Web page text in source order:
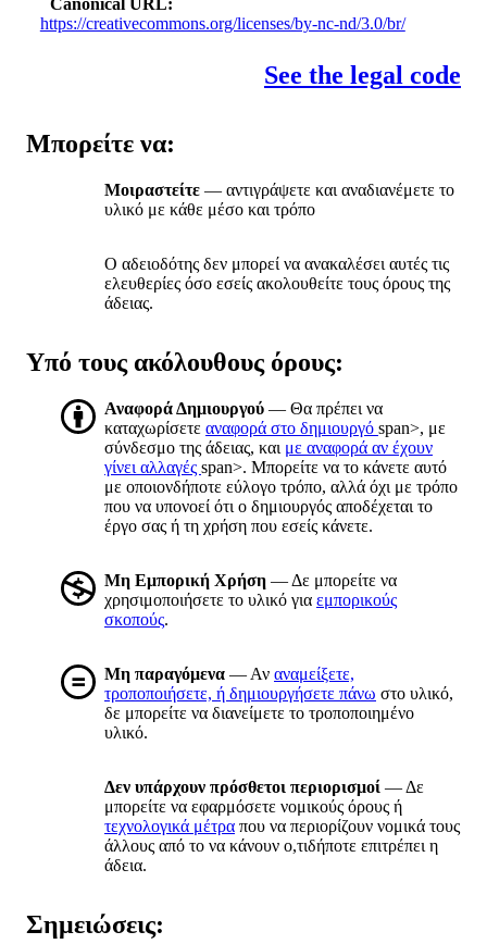
https://creativecommons.org/licenses/by-nc-nd/3.0/br/
See the legal code
Μπορείτε να:
Μοιραστείτε — αντιγράψετε και αναδιανέμετε το
υλικό με κάθε μέσο και τρόπο
Ο αδειοδότης δεν μπορεί να ανακαλέσει αυτές τις
ελευθερίες όσο εσείς ακολουθείτε τους όρους της
άδειας.
Υπό τους ακόλουθους όρους:
Αναφορά Δημιουργού — Θα πρέπει να
καταχωρίσετε αναφορά στο δημιουργό span>, με
σύνδεσμο της άδειας, και με αναφορά αν έχουν
γίνει αλλαγές span>. Μπορείτε να το κάνετε αυτό
με οποιονδήποτε εύλογο τρόπο, αλλά όχι με τρόπο
που να υπονοεί ότι ο δημιουργός αποδέχεται το
έργο σας ή τη χρήση που εσείς κάνετε.
Μη Εμπορική Χρήση — Δε μπορείτε να
χρησιμοποιήσετε το υλικό για εμπορικούς
σκοπούς.
Μη παραγόμενα — Αν αναμείξετε,
τροποποιήσετε, ή δημιουργήσετε πάνω στο υλικό,
δε μπορείτε να διανείμετε το τροποποιημένο
υλικό.
Δεν υπάρχουν πρόσθετοι περιορισμοί — Δε
μπορείτε να εφαρμόσετε νομικούς όρους ή
τεχνολογικά μέτρα που να περιορίζουν νομικά τους
άλλους από το να κάνουν ο,τιδήποτε επιτρέπει η
άδεια.
Σημειώσεις: